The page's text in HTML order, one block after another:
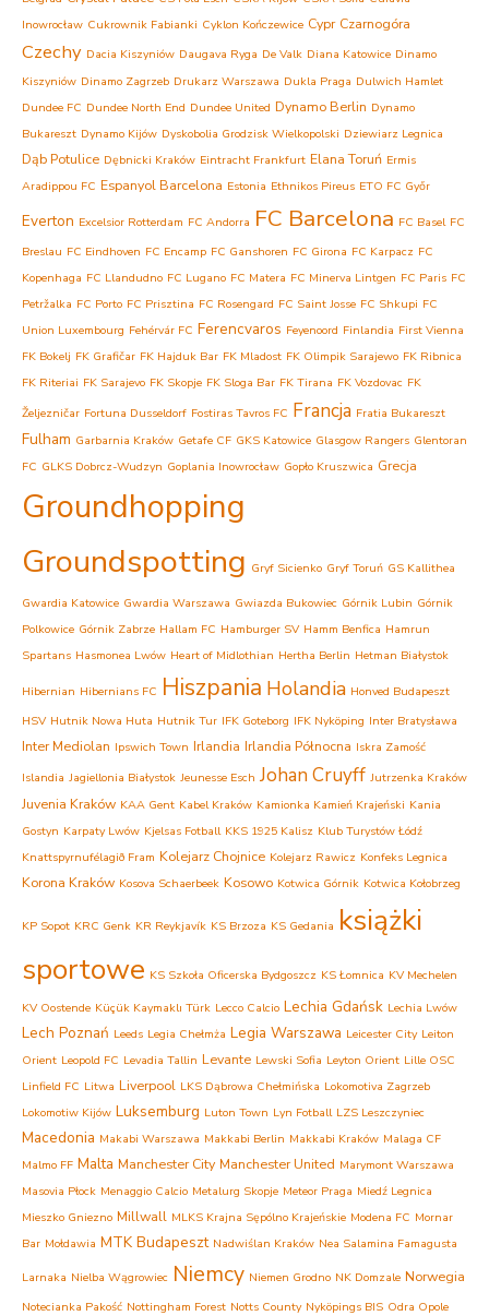
Inowrocław Cukrownik Fabianki Cyklon Kończewice Cypr Czarnogóra
Czechy Dacia Kiszyniów Daugava Ryga De Valk Diana Katowice Dinamo
Kiszyniów Dinamo Zagrzeb Drukarz Warszawa Dukla Praga Dulwich Hamlet
Dundee FC Dundee North End Dundee United Dynamo Berlin Dynamo
Bukareszt Dynamo Kijów Dyskobolia Grodzisk Wielkopolski Dziewiarz Legnica
Dąb Potulice Dębnicki Kraków Eintracht Frankfurt Elana Toruń Ermis
Aradippou FC Espanyol Barcelona Estonia Ethnikos Pireus ETO FC Győr
Everton Excelsior Rotterdam FC Andorra FC Barcelona FC Basel FC
Breslau FC Eindhoven FC Encamp FC Ganshoren FC Girona FC Karpacz FC
Kopenhaga FC Llandudno FC Lugano FC Matera FC Minerva Lintgen FC Paris FC
Petržalka FC Porto FC Prisztina FC Rosengard FC Saint Josse FC Shkupi FC
Union Luxembourg Fehérvár FC Ferencvaros Feyenoord Finlandia First Vienna
FK Bokelj FK Grafičar FK Hajduk Bar FK Mladost FK Olimpik Sarajewo FK Ribnica
FK Riteriai FK Sarajevo FK Skopje FK Sloga Bar FK Tirana FK Vozdovac FK
Željezničar Fortuna Dusseldorf Fostiras Tavros FC Francja Fratia Bukareszt
Fulham Garbarnia Kraków Getafe CF GKS Katowice Glasgow Rangers Glentoran
FC GLKS Dobrcz-Wudzyn Goplania Inowrocław Gopło Kruszwica Grecja
Groundhopping
Groundspotting Gryf Sicienko Gryf Toruń GS Kallithea
Gwardia Katowice Gwardia Warszawa Gwiazda Bukowiec Górnik Lubin Górnik
Polkowice Górnik Zabrze Hallam FC Hamburger SV Hamm Benfica Hamrun
Spartans Hasmonea Lwów Heart of Midlothian Hertha Berlin Hetman Białystok
Hibernian Hibernians FC Hiszpania Holandia Honved Budapeszt
HSV Hutnik Nowa Huta Hutnik Tur IFK Goteborg IFK Nyköping Inter Bratysława
Inter Mediolan Ipswich Town Irlandia Irlandia Północna Iskra Zamość
Islandia Jagiellonia Białystok Jeunesse Esch Johan Cruyff Jutrzenka Kraków
Juvenia Kraków KAA Gent Kabel Kraków Kamionka Kamień Krajeński Kania
Gostyn Karpaty Lwów Kjelsas Fotball KKS 1925 Kalisz Klub Turystów Łódź
Knattspyrnufélagið Fram Kolejarz Chojnice Kolejarz Rawicz Konfeks Legnica
Korona Kraków Kosova Schaerbeek Kosowo Kotwica Górnik Kotwica Kołobrzeg
KP Sopot KRC Genk KR Reykjavík KS Brzoza KS Gedania książki
sportowe KS Szkoła Oficerska Bydgoszcz KS Łomnica KV Mechelen
KV Oostende Küçük Kaymaklı Türk Lecco Calcio Lechia Gdańsk Lechia Lwów
Lech Poznań Leeds Legia Chełmża Legia Warszawa Leicester City Leiton
Orient Leopold FC Levadia Tallin Levante Lewski Sofia Leyton Orient Lille OSC
Linfield FC Litwa Liverpool LKS Dąbrowa Chełmińska Lokomotiva Zagrzeb
Lokomotiw Kijów Luksemburg Luton Town Lyn Fotball LZS Leszczyniec
Macedonia Makabi Warszawa Makkabi Berlin Makkabi Kraków Malaga CF
Malmo FF Malta Manchester City Manchester United Marymont Warszawa
Masovia Płock Menaggio Calcio Metalurg Skopje Meteor Praga Miedź Legnica
Mieszko Gniezno Millwall MLKS Krajna Sępólno Krajeńskie Modena FC Mornar
Bar Mołdawia MTK Budapeszt Nadwiślan Kraków Nea Salamina Famagusta
Larnaka Nielba Wągrowiec Niemcy Niemen Grodno NK Domzale Norwegia
Notecianka Pakość Nottingham Forest Notts County Nyköpings BIS Odra Opole